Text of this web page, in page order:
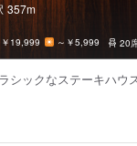
357m
￥19,999 ～￥5,999 20
シックなステーキハウ